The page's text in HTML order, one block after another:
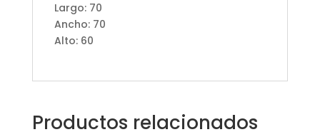
Largo: 70
Ancho: 70
Alto: 60
Productos relacionados